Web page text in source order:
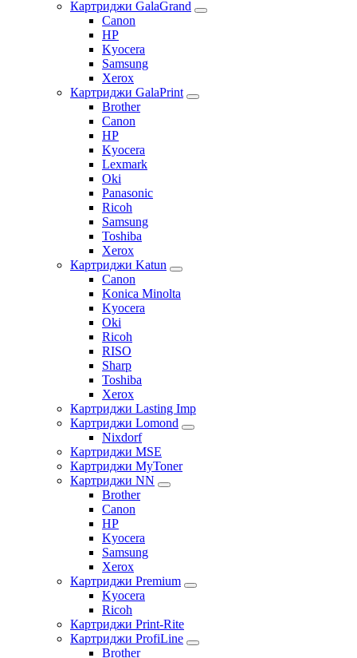
Картриджи GalaGrand
Canon
HP
Kyocera
Samsung
Xerox
Картриджи GalaPrint
Brother
Canon
HP
Kyocera
Lexmark
Oki
Panasonic
Ricoh
Samsung
Toshiba
Xerox
Картриджи Katun
Canon
Konica Minolta
Kyocera
Oki
Ricoh
RISO
Sharp
Toshiba
Xerox
Картриджи Lasting Imp
Картриджи Lomond
Nixdorf
Картриджи MSE
Картриджи MyToner
Картриджи NN
Brother
Canon
HP
Kyocera
Samsung
Xerox
Картриджи Premium
Kyocera
Ricoh
Картриджи Print-Rite
Картриджи ProfiLine
Brother